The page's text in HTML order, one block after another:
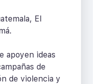
El
apoyen ideas
de
de violencia y